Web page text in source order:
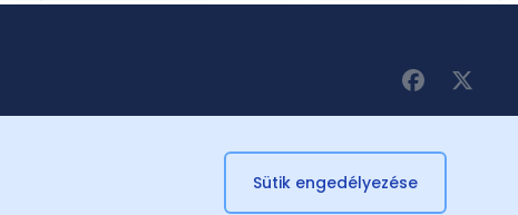
Sütik engedélyezése